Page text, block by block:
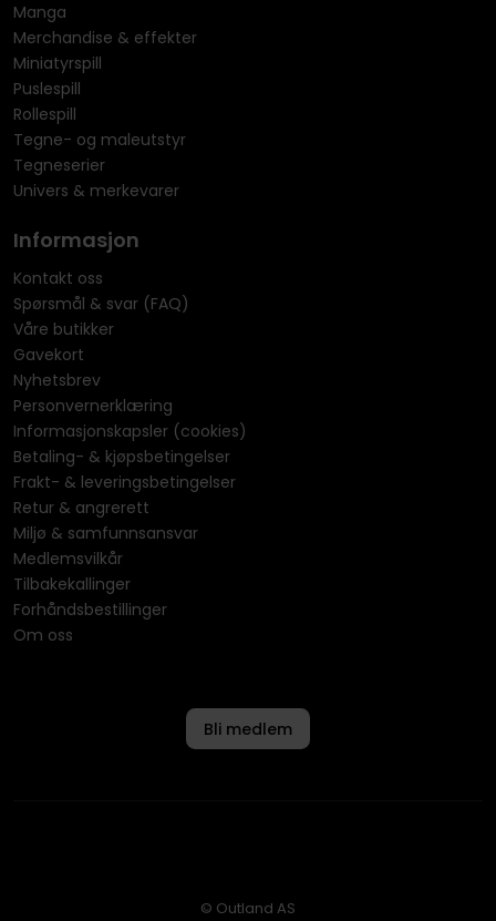
Manga
Merchandise & effekter
Miniatyrspill
Puslespill
Rollespill
Tegne- og maleutstyr
Tegneserier
Univers & merkevarer
Informasjon
Kontakt oss
Spørsmål & svar (FAQ)
Våre butikker
Gavekort
Nyhetsbrev
Personvernerklæring
Informasjonskapsler (cookies)
Betaling- & kjøpsbetingelser
Frakt- & leveringsbetingelser
Retur & angrerett
Miljø & samfunnsansvar
Medlemsvilkår
Tilbakekallinger
Forhåndsbestillinger
Om oss
Bli medlem
© Outland AS